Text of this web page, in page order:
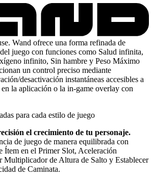
Wand ofrece una forma refinada de
juego con funciones como Salud infinita,
infinito, Sin hambre y Peso Máximo
un control preciso mediante
desactivación instantáneas accesibles a
la aplicación o la in-game overlay con
para cada estilo de juego
el crecimiento de tu personaje.
de juego de manera equilibrada con
Ítem en el Primer Slot, Aceleración
Multiplicador de Altura de Salto y Establecer
de Caminata.